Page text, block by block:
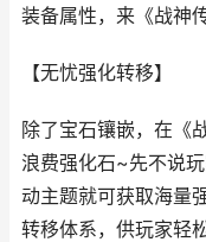
装备属性，来《战神
【无忧强化转移】
除了宝石镶嵌，在《
浪费强化石~先不说
动主题就可获取海量
转移体系，供玩家轻